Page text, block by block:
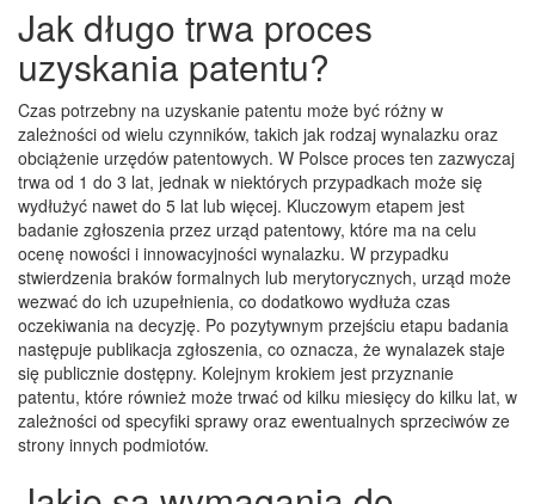
Jak długo trwa proces
uzyskania patentu?
Czas potrzebny na uzyskanie patentu może być różny w
zależności od wielu czynników, takich jak rodzaj wynalazku oraz
obciążenie urzędów patentowych. W Polsce proces ten zazwyczaj
trwa od 1 do 3 lat, jednak w niektórych przypadkach może się
wydłużyć nawet do 5 lat lub więcej. Kluczowym etapem jest
badanie zgłoszenia przez urząd patentowy, które ma na celu
ocenę nowości i innowacyjności wynalazku. W przypadku
stwierdzenia braków formalnych lub merytorycznych, urząd może
wezwać do ich uzupełnienia, co dodatkowo wydłuża czas
oczekiwania na decyzję. Po pozytywnym przejściu etapu badania
następuje publikacja zgłoszenia, co oznacza, że wynalazek staje
się publicznie dostępny. Kolejnym krokiem jest przyznanie
patentu, które również może trwać od kilku miesięcy do kilku lat, w
zależności od specyfiki sprawy oraz ewentualnych sprzeciwów ze
strony innych podmiotów.